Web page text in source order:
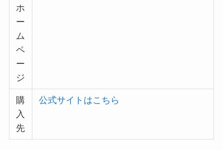
ホ
ー
ム
ペ
ー
ジ
購
入
先
公式サイトはこちら